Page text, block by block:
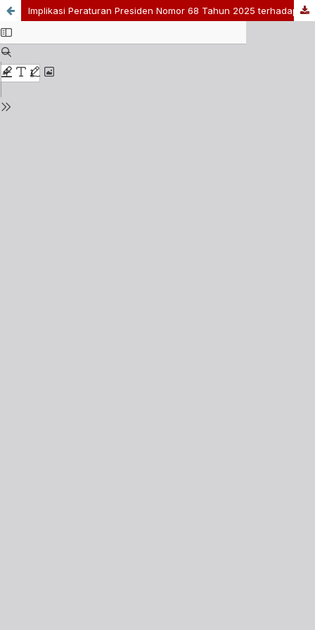
Implikasi Peraturan Presiden Nomor 68 Tahun 2025 terhadap Transaksi Digital Lintas Negara oleh Pelaku Usaha Indonesia